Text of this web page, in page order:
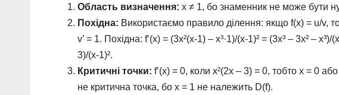
Область визначення: x ≠ 1, бо знаменник не може бути
Похідна: Використаємо правило ділення: якщо f(x) = u/v, то
v’ = 1. Похідна: f’(x) = (3x²(x-1) – x³·1)/(x-1)² = (3x³ – 3x² –
3)/(x-1)².
Критичні точки: f’(x) = 0, коли x²(2x – 3) = 0, тобто x = 0
не критична точка, бо x = 1 не належить D(f).